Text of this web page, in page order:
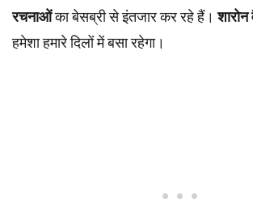
रचनाओंका बेसब्री से इंतजार कर रहे हैं।
हमेशा हमारे दिलों में बसा रहेगा।